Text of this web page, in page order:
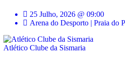
25 Julho, 2026 @ 09:00
Arena do Desporto | Praia do
Atlético Clube da Sismaria